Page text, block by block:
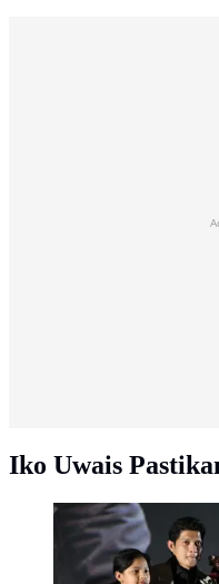
Iko Uwais
Audy Item dan Iko